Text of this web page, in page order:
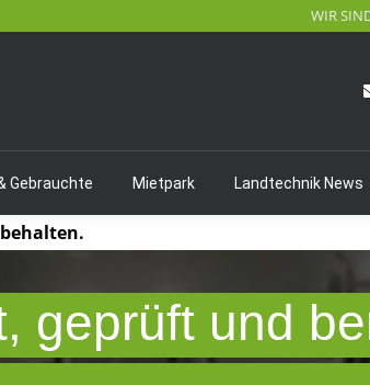
WIR
Gebrauchte Mietpark Landtechnik News
geprüft und